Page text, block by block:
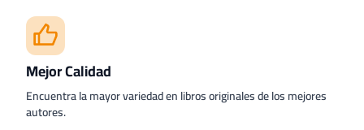
Mejor Calidad
Encuentra la mayor variedad en libros originales de los mejores
autores.